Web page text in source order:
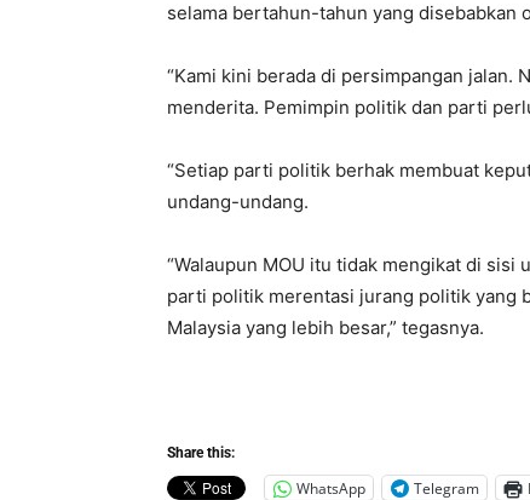
selama bertahun-tahun yang disebabkan
“Kami kini berada di persimpangan jalan.
menderita. Pemimpin politik dan parti
“Setiap parti politik berhak membuat
undang-undang.
“Walaupun MOU itu tidak mengikat di
parti politik merentasi jurang politik yang
Malaysia yang lebih besar,” tegasnya.
Share this:
WhatsApp Telegram